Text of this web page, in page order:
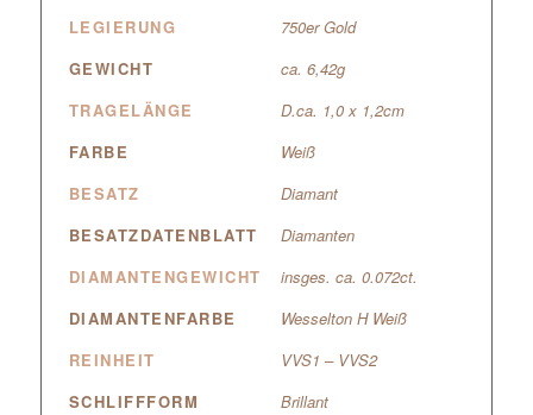
LEGIERUNG
750er Gold
GEWICHT
ca. 6,42g
TRAGELÄNGE
D.ca. 1,0 x 1,2cm
FARBE
Weiß
BESATZ
Diamant
BESATZDATENBLATT
Diamanten
DIAMANTENGEWICHT
insges. ca. 0.072ct.
DIAMANTENFARBE
Wesselton H Weiß
REINHEIT
VVS1 – VVS2
SCHLIFFFORM
Brillant